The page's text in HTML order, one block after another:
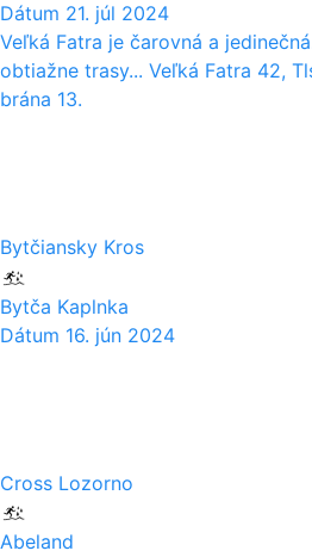
Dátum 21. júl 2024
Veľká Fatra je čarovná a
obtiažne trasy... Veľká Fatra 42,
brána 13.
Bytčiansky Kros
Bytča Kaplnka
Dátum 16. jún 2024
Cross Lozorno
Abeland